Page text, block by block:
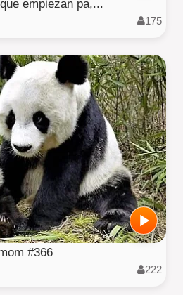
empiezan pa,...
175
#366
222